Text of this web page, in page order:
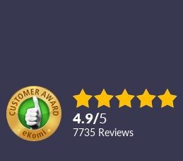
4.9/5
7735 reviews